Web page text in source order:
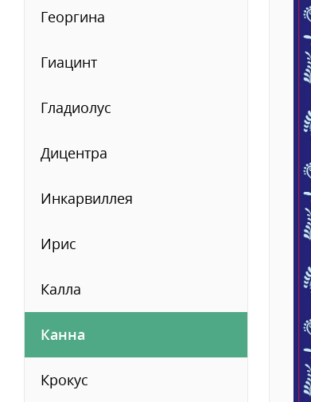
Георгина
Гиацинт
Гладиолус
Дицентра
Инкарвиллея
Ирис
Калла
Канна
Крокус